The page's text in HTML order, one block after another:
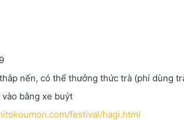
nến, có thể thưởng thức trà (phí dùng
vào bằng xe buýt
festival/hagi.html